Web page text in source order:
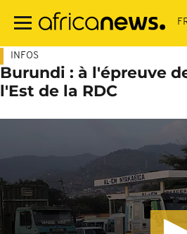
contenu
INFOS
Burundi : à l'épreuve
l'Est de la RDC